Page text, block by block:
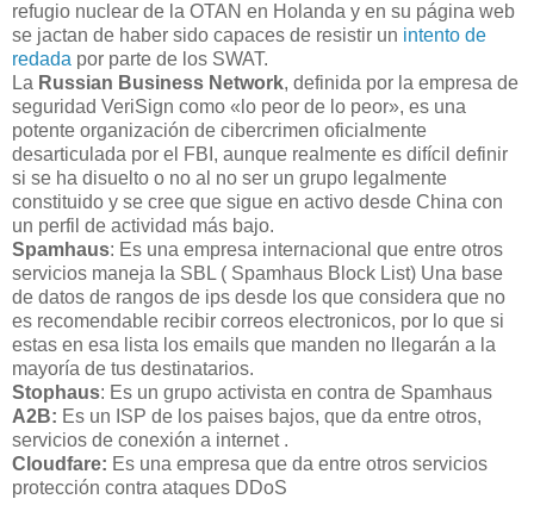
refugio nuclear de la OTAN en Holanda y en su página web
se jactan de haber sido capaces de resistir un intento de
redada por parte de los SWAT.
La Russian Business Network, definida por la empresa de
seguridad VeriSign como «lo peor de lo peor», es una
potente organización de cibercrimen oficialmente
desarticulada por el FBI, aunque realmente es difícil definir
si se ha disuelto o no al no ser un grupo legalmente
constituido y se cree que sigue en activo desde China con
un perfil de actividad más bajo.
Spamhaus: Es una empresa internacional que entre otros
servicios maneja la SBL ( Spamhaus Block List) Una base
de datos de rangos de ips desde los que considera que no
es recomendable recibir correos electronicos, por lo que si
estas en esa lista los emails que manden no llegarán a la
mayoría de tus destinatarios.
Stophaus: Es un grupo activista en contra de Spamhaus
A2B: Es un ISP de los paises bajos, que da entre otros,
servicios de conexión a internet .
Cloudfare: Es una empresa que da entre otros servicios
protección contra ataques DDoS